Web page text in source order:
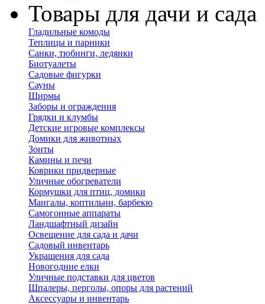
Товары для дачи и сада
Гладильные комоды
Теплицы и парники
Санки, тюбинги, ледянки
Биотуалеты
Садовые фигурки
Сауны
Ширмы
Заборы и ограждения
Грядки и клумбы
Детские игровые комплексы
Домики для животных
Зонты
Камины и печи
Коврики придверные
Уличные обогреватели
Кормушки для птиц, домики
Мангалы, коптильни, барбекю
Самогонные аппараты
Ландшафтный дизайн
Освещение для сада и дачи
Садовый инвентарь
Украшения для сада
Новогодние елки
Уличные подставки для цветов
Шпалеры, перголы, опоры для растений
Аксессуары и инвентарь